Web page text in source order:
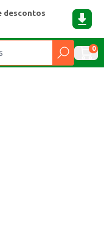
descontos
0